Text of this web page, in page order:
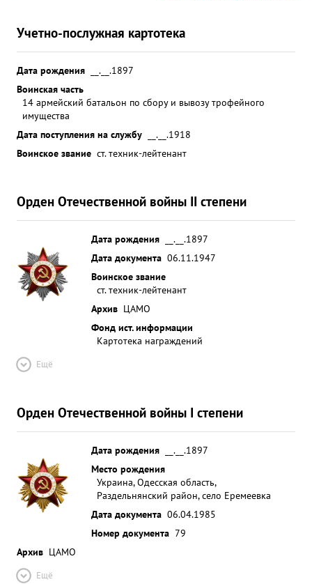
Учетно-послужная картотека
Дата рождения
__.__.1897
Воинская часть
14 армейский батальон по сбору и вывозу трофейного
имущества
Дата поступления на службу
__.__.1918
Воинское звание ст. техник-лейтенант
Орден Отечественной войны II степени
Дата рождения
__.__.1897
Дата документа 06.11.1947
Воинское звание
ст. техник-лейтенант
Архив ЦАМО
Фонд ист. информации
Картотека награждений
Ещё
Орден Отечественной войны I степени
Дата рождения
__.__.1897
Место рождения
Украина, Одесская область,
Раздельнянский район, село Еремеевка
Дата документа 06.04.1985
Номер документа 79
Архив ЦАМО
Ещё